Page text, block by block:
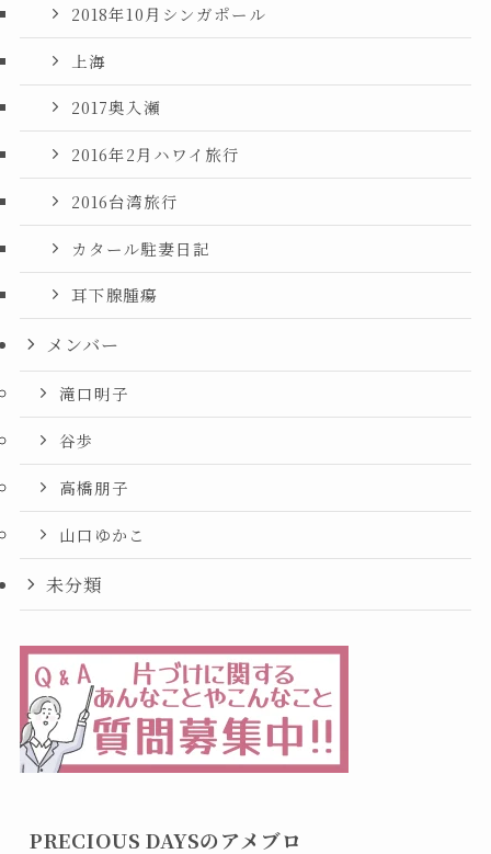
2018年10月シンガポール
上海
2017奥入瀬
2016年2月ハワイ旅行
2016台湾旅行
カタール駐妻日記
耳下腺腫瘍
メンバー
滝口明子
谷歩
高橋朋子
山口ゆかこ
未分類
PRECIOUS DAYSのアメブロ